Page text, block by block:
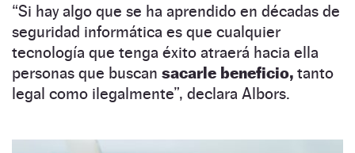
“Si hay algo que se ha aprendido en décadas de
seguridad informática es que cualquier
tecnología que tenga éxito atraerá hacia ella
personas que buscan sacarle beneficio, tanto
legal como ilegalmente”, declara Albors.